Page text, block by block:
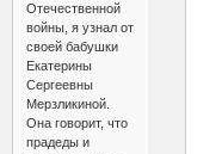
Отечественной
войны, я узнал от
своей бабушки
Екатерины
Сергеевны
Мерзликиной.
Она говорит, что
прадеды и